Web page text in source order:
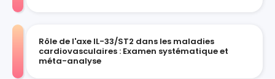
Rôle de l'axe IL-33/ST2 dans les maladies
cardiovasculaires : Examen systématique et
méta-analyse